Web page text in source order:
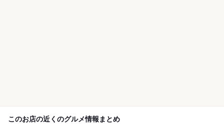
このお店の近くのグルメ情報まとめ